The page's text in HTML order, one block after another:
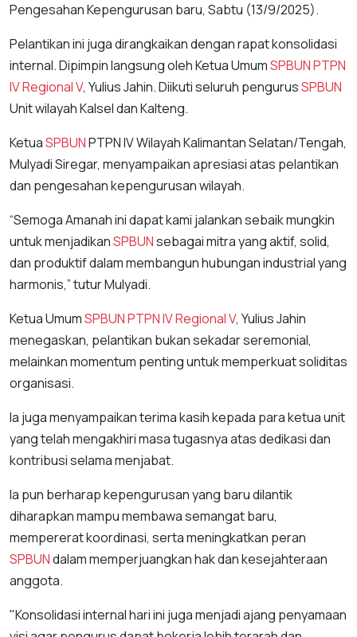
Pengesahan Kepengurusan baru, Sabtu (13/9/2025).
Pelantikan ini juga dirangkaikan dengan rapat konsolidasi
internal. Dipimpin langsung oleh Ketua UmumSPBUNPTPN
IV Regional V, Yulius Jahin. Diikuti seluruh pengurusSPBUN
Unit wilayah Kalsel dan Kalteng.
KetuaSPBUNPTPN IV Wilayah Kalimantan Selatan/Tengah,
Mulyadi Siregar, menyampaikan apresiasi atas pelantikan
dan pengesahan kepengurusan wilayah.
“Semoga Amanah ini dapat kami jalankan sebaik mungkin
untuk menjadikanSPBUNsebagai mitra yang aktif, solid,
dan produktif dalam membangun hubungan industrial yang
harmonis,” tutur Mulyadi.
Ketua UmumSPBUNPTPN IV Regional V, Yulius Jahin
menegaskan, pelantikan bukan sekadar seremonial,
melainkan momentum penting untuk memperkuat soliditas
organisasi.
Ia juga menyampaikan terima kasih kepada para ketua unit
yang telah mengakhiri masa tugasnya atas dedikasi dan
kontribusi selama menjabat.
Ia pun berharap kepengurusan yang baru dilantik
diharapkan mampu membawa semangat baru,
mempererat koordinasi, serta meningkatkan peran
SPBUNdalam memperjuangkan hak dan kesejahteraan
anggota.
"Konsolidasi internal hari ini juga menjadi ajang penyamaan